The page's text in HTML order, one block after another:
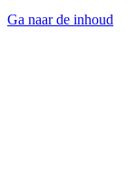
Ga naar de inhoud